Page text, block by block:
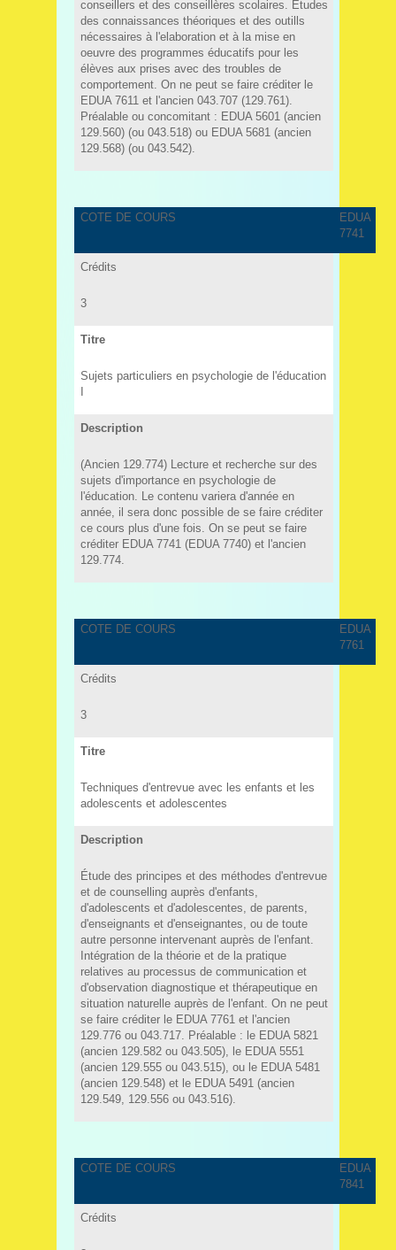
conseillers et des conseillères scolaires. Études
des connaissances théoriques et des outills
nécessaires à l'elaboration et à la mise en
oeuvre des programmes éducatifs pour les
élèves aux prises avec des troubles de
comportement. On ne peut se faire créditer le
EDUA 7611 et l'ancien 043.707 (129.761).
Préalable ou concomitant : EDUA 5601 (ancien
129.560) (ou 043.518) ou EDUA 5681 (ancien
129.568) (ou 043.542).
COTE DE COURS
EDUA
7741
Crédits
3
Titre
Sujets particuliers en psychologie de l'éducation
I
Description
(Ancien 129.774) Lecture et recherche sur des
sujets d'importance en psychologie de
l'éducation. Le contenu variera d'année en
année, il sera donc possible de se faire créditer
ce cours plus d'une fois. On se peut se faire
créditer EDUA 7741 (EDUA 7740) et l'ancien
129.774.
COTE DE COURS
EDUA
7761
Crédits
3
Titre
Techniques d'entrevue avec les enfants et les
adolescents et adolescentes
Description
Étude des principes et des méthodes d'entrevue
et de counselling auprès d'enfants,
d'adolescents et d'adolescentes, de parents,
d'enseignants et d'enseignantes, ou de toute
autre personne intervenant auprès de l'enfant.
Intégration de la théorie et de la pratique
relatives au processus de communication et
d'observation diagnostique et thérapeutique en
situation naturelle auprès de l'enfant. On ne peut
se faire créditer le EDUA 7761 et l'ancien
129.776 ou 043.717. Préalable : le EDUA 5821
(ancien 129.582 ou 043.505), le EDUA 5551
(ancien 129.555 ou 043.515), ou le EDUA 5481
(ancien 129.548) et le EDUA 5491 (ancien
129.549, 129.556 ou 043.516).
COTE DE COURS
EDUA
7841
Crédits